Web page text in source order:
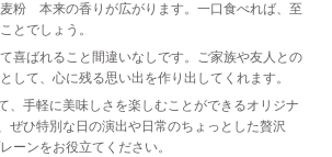
粉 本来の香りが広がります。一口食べれば、至
とでしょう。
喜ばれること間違いなしです。ご家族や友人との
して、心に残る思い出を作り出してくれます。
、手軽に美味しさを楽しむことができるオリジナ
ひ特別な日の演出や日常のちょっとした贅沢
ーンをお役立てください。